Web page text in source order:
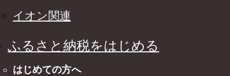
イオン関連
ふるさと納税をはじめる
はじめての方へ